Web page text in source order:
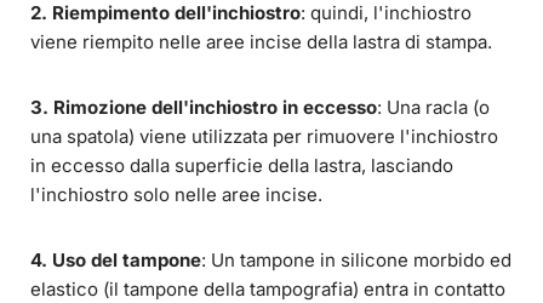
2. Riempimento dell'inchiostro: quindi, l'inchiostro
viene riempito nelle aree incise della lastra di stampa.
3. Rimozione dell'inchiostro in eccesso: Una racla (o
una spatola) viene utilizzata per rimuovere l'inchiostro
in eccesso dalla superficie della lastra, lasciando
l'inchiostro solo nelle aree incise.
4. Uso del tampone: Un tampone in silicone morbido ed
elastico (il tampone della tampografia) entra in contatto